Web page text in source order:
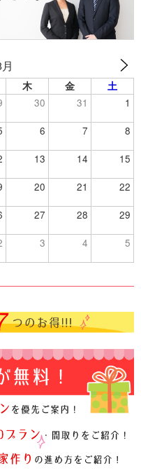
木 金
土
30 31 1
6 7 8
13 14 15
20 21 22
27 28 29
3 4 5